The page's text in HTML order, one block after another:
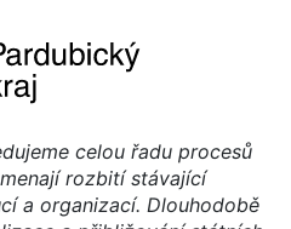
celou řadu procesů
rozbití stávající
a organizací. Dlouhodobě